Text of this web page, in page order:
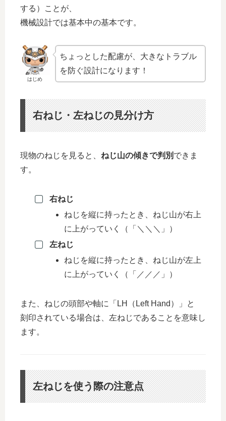
する）ことが、
機械設計では基本中の基本です。
はじめ
ちょっとした配慮が、大きなトラブル
を防ぐ設計になります！
右ねじ・左ねじの見分け方
現物のねじを見ると、 ねじ山の傾きで判別 できま
す。
右ねじ
ねじを縦に持ったとき、ねじ山が右上
に上がっていく（「＼＼＼」）
左ねじ
ねじを縦に持ったとき、ねじ山が左上
に上がっていく（「／／／」）
また、ねじの頭部や軸に「LH（Left Hand）」と
刻印されている場合は、左ねじであることを意味し
ます。
左ねじを使う際の注意点